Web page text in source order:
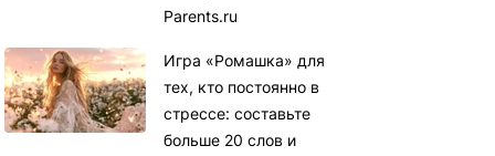
Parents.ru
Игра «Ромашка» для
тех, кто постоянно в
стрессе: составьте
больше 20 слов и